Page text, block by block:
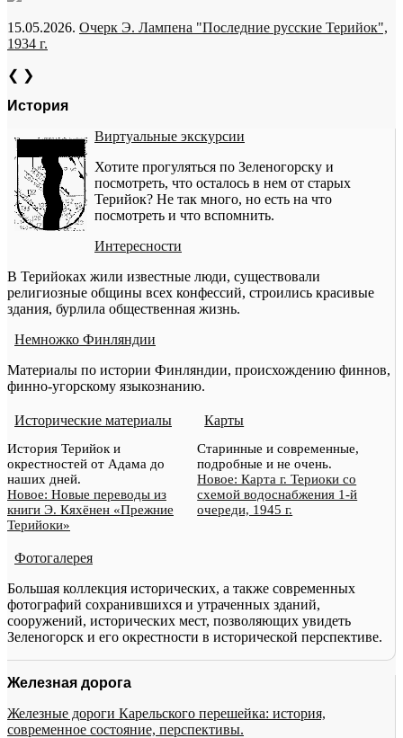
15.05.2026. Очерк Э. Лампена "Последние русские Терийок",
1934 г.
❮ ❯
История
Виртуальные экскурсии
Хотите прогуляться по Зеленогорску и
посмотреть, что осталось в нем от старых
Терийок? Не так много, но есть на что
посмотреть и что вспомнить.
Интересности
В Терийоках жили известные люди, существовали
религиозные общины всех конфессий, строились красивые
здания, бурлила общественная жизнь.
Немножко Финляндии
Материалы по истории Финляндии, происхождению финнов,
финно-угорскому языкознанию.
Исторические материалы
История Терийок и
окрестностей от Адама до
наших дней.
Новое: Новые переводы из
книги Э. Кяхёнен «Прежние
Терийоки»
Карты
Старинные и современные,
подробные и не очень.
Новое: Карта г. Териоки со
схемой водоснабжения 1-й
очереди, 1945 г.
Фотогалерея
Большая коллекция исторических, а также современных
фотографий сохранившихся и утраченных зданий,
сооружений, исторических мест, позволяющих увидеть
Зеленогорск и его окрестности в исторической перспективе.
Железная дорога
Железные дороги Карельского перешейка: история,
современное состояние, перспективы.